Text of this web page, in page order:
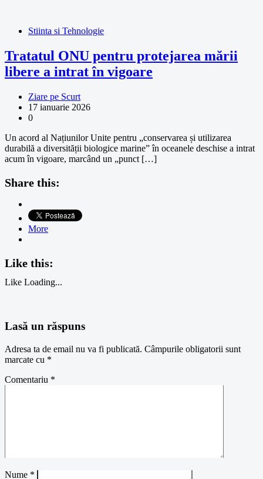
Stiinta si Tehnologie
Tratatul ONU pentru protejarea mării
libere a intrat în vigoare
Ziare pe Scurt
17 ianuarie 2026
0
Un acord al Națiunilor Unite pentru „conservarea și utilizarea
durabilă a diversității biologice marine” în oceanele deschise a intrat
acum în vigoare, marcând un „punct […]
Share this:
More
Like this:
Like Loading...
Lasă un răspuns
Adresa ta de email nu va fi publicată. Câmpurile obligatorii sunt
marcate cu *
Comentariu *
Nume *